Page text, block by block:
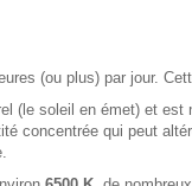
(ou plus) par jour.
(le soleil en émet) et
concentrée qui peut